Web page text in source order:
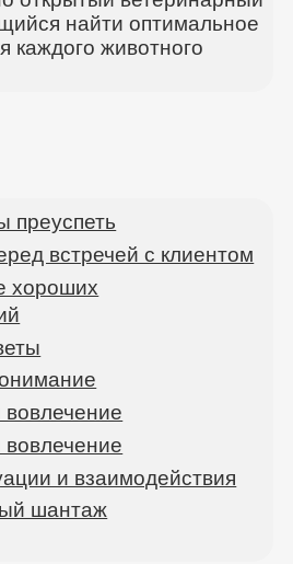
найти оптимальное
животного
преуспеть
встречей с клиентом
хороших
и взаимодействия
шантаж